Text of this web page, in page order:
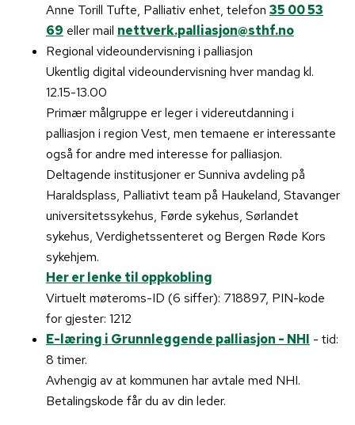
Anne Torill Tufte, Palliativ enhet, telefon 35 00 53
69 eller mail nettverk.palliasjon@sthf.no
Regional videoundervisning i palliasjon
Ukentlig digital videoundervisning hver mandag kl.
12.15-13.00
Primær målgruppe er leger i videreutdanning i
palliasjon i region Vest, men temaene er interessante
også for andre med interesse for palliasjon.
Deltagende institusjoner er Sunniva avdeling på
Haraldsplass, Palliativt team på Haukeland, Stavanger
universitetssykehus, Førde sykehus, Sørlandet
sykehus, Verdighetssenteret og Bergen Røde Kors
sykehjem.
Her er lenke til oppkobling
Virtuelt møteroms-ID (6 siffer): 718897, PIN-kode
for gjester: 1212
E-læring i Grunnleggende palliasjon - NHI - tid:
8 timer.
Avhengig av at kommunen har avtale med NHI.
Betalingskode får du av din leder.